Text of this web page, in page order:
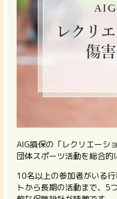
AIG損保の「レクリエーシ
団体スポーツ活動を総合的
10名以上の参加者がいる
トから長期の活動まで、5